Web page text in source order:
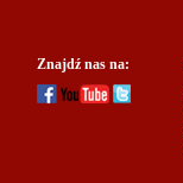
Znajdź nas na: